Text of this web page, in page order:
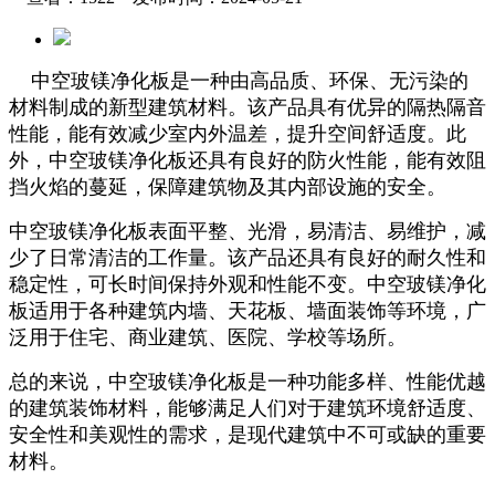
中空玻镁净化板是一种由高品质、环保、无污染的
材料制成的新型建筑材料。该产品具有优异的隔热隔音
性能，能有效减少室内外温差，提升空间舒适度。此
外，中空玻镁净化板还具有良好的防火性能，能有效阻
挡火焰的蔓延，保障建筑物及其内部设施的安全。
中空玻镁净化板表面平整、光滑，易清洁、易维护，减
少了日常清洁的工作量。该产品还具有良好的耐久性和
稳定性，可长时间保持外观和性能不变。中空玻镁净化
板适用于各种建筑内墙、天花板、墙面装饰等环境，广
泛用于住宅、商业建筑、医院、学校等场所。
总的来说，中空玻镁净化板是一种功能多样、性能优越
的建筑装饰材料，能够满足人们对于建筑环境舒适度、
安全性和美观性的需求，是现代建筑中不可或缺的重要
材料。